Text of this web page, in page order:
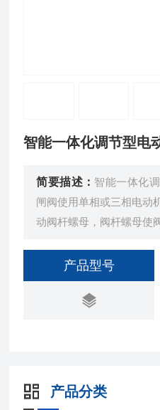
智能一体化调节型电
简要描述： 智能一体化
闸阀使用单相或三相电动
动阀杆螺母，阀杆螺母使
产品型号
产品分类